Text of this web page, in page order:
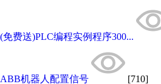
(免费送)PLC编程实例程序300...
ABB机器人配置信号 [710]